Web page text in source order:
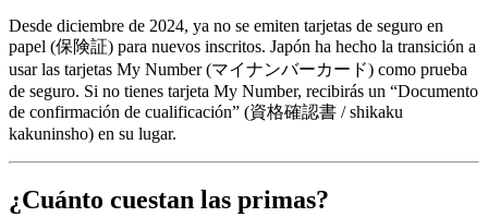
Desde diciembre de 2024, ya no se emiten tarjetas de seguro en
papel (保険証) para nuevos inscritos. Japón ha hecho la transición a
usar las tarjetas My Number (マイナンバーカード) como prueba
de seguro. Si no tienes tarjeta My Number, recibirás un “Documento
de confirmación de cualificación” (資格確認書 / shikaku
kakuninsho) en su lugar.
¿Cuánto cuestan las primas?